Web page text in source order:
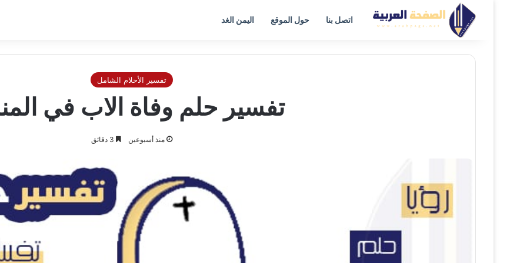
اتصل بنا حول الموقع اليمن الغد
تفسير الأحلام الشامل
تفسير حلم وفاة الاب في
منذ أسبوعين